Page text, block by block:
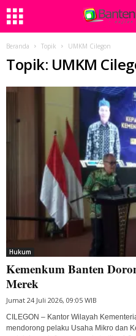
Beranda Topik UMKM Cilegon
Topik: UMKM
Hukum
Kemenkum Banten
Merek
Jumat 24 Juli 2026, 09:05 WIB
CILEGON – Kantor Wilayah
mendorong pelaku Usaha Mikro dan